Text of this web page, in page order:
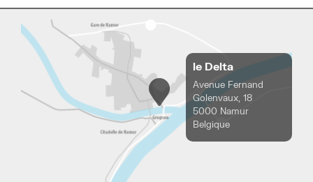
le Delta
Avenue Fernand
Golenvaux, 18
5000 Namur
Belgique